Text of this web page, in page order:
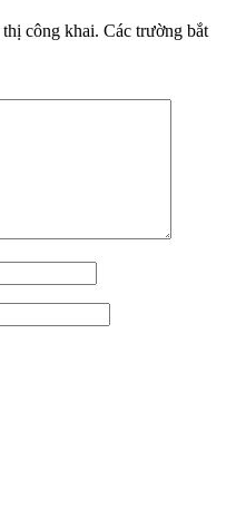
công khai. Các trường bắt